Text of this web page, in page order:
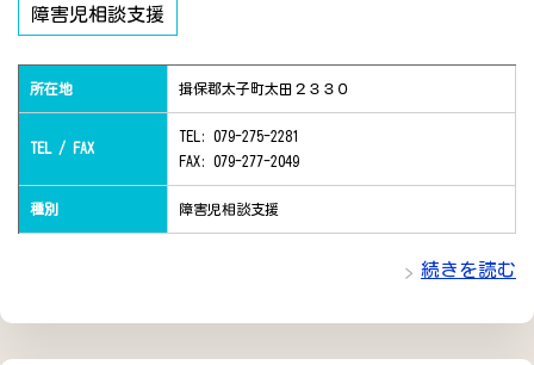
障害児相談支援
所在地 揖保郡太子町太田２３３０
TEL / FAX
TEL: 079-275-2281
FAX: 079-277-2049
種別 障害児相談支援
続きを読む